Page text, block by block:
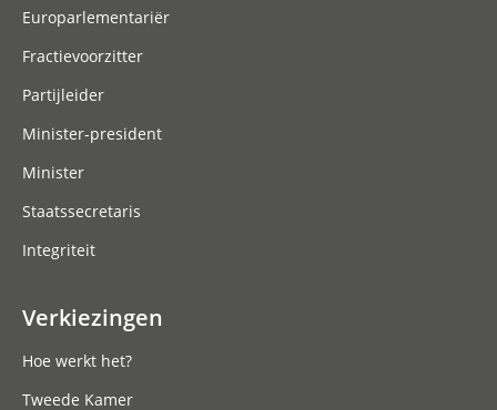
Europarlementariër
Fractievoorzitter
Partijleider
Minister-president
Minister
Staatssecretaris
Integriteit
Verkiezingen
Hoe werkt het?
Tweede Kamer